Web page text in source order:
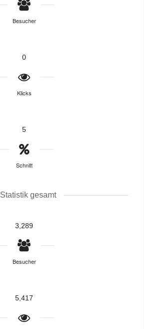
Besucher
0
Klicks
5
Schnitt
Statistik gesamt
3,289
Besucher
5,417